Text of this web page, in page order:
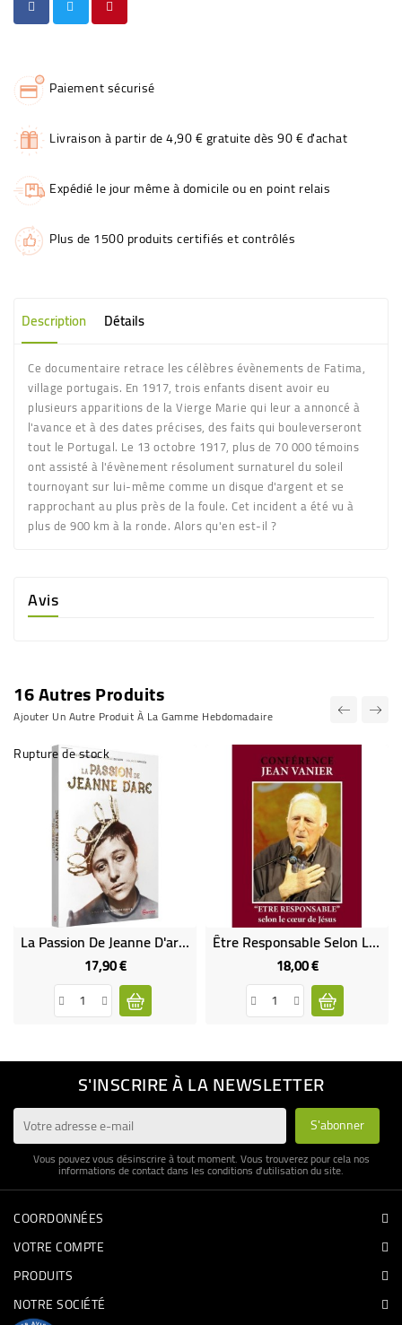
Paiement sécurisé
Livraison à partir de 4,90 € gratuite dès 90 € d'achat
Expédié le jour même à domicile ou en point relais
Plus de 1500 produits certifiés et contrôlés
Description Détails
Ce documentaire retrace les célèbres évènements de Fatima,
village portugais. En 1917, trois enfants disent avoir eu
plusieurs apparitions de la Vierge Marie qui leur a annoncé à
l'avance et à des dates précises, des faits qui bouleverseront
tout le Portugal. Le 13 octobre 1917, plus de 70 000 témoins
ont assisté à l'évènement résolument surnaturel du soleil
tournoyant sur lui-même comme un disque d'argent et se
rapprochant au plus près de la foule. Cet incident a été vu à
plus de 900 km à la ronde. Alors qu'en est-il ?
Avis
16 Autres Produits
Ajouter Un Autre Produit À La Gamme Hebdomadaire
Rupture de stock
La Passion De Jeanne D'arc DVD (neuf)
17,90 €Prix
Être Responsable Selon Le Coeur De Jésus - Jean VANIER
18,00 €Prix
S'INSCRIRE À LA NEWSLETTER
Vous pouvez vous désinscrire à tout moment. Vous trouverez pour cela nos
informations de contact dans les conditions d'utilisation du site.
COORDONNÉES
VOTRE COMPTE
PRODUITS
NOTRE SOCIÉTÉ